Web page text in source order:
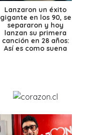
Lanzaron un éxito
gigante en los 90, se
separaron y hoy
lanzan su primera
canción en 28 años:
Así es como suena